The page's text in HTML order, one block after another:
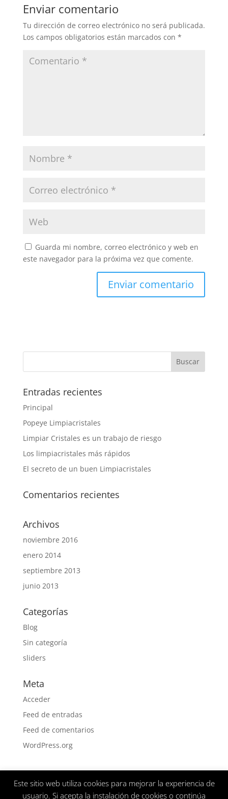
Enviar comentario
Tu dirección de correo electrónico no será publicada.
Los campos obligatorios están marcados con *
Guarda mi nombre, correo electrónico y web en
este navegador para la próxima vez que comente.
Entradas recientes
Principal
Popeye Limpiacristales
Limpiar Cristales es un trabajo de riesgo
Los limpiacristales más rápidos
El secreto de un buen Limpiacristales
Comentarios recientes
Archivos
noviembre 2016
enero 2014
septiembre 2013
junio 2013
Categorías
Blog
Sin categoría
sliders
Meta
Acceder
Feed de entradas
Feed de comentarios
WordPress.org
Aviso Legal Politica de privacidad
Este sitio web utiliza cookies para mejorar la experiencia de
usuario. Si acepta la instalación de cookies o continúa